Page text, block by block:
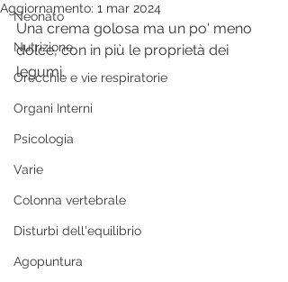
Neonato
Nutrizione
Orecchie e vie respiratorie
Organi Interni
Psicologia
Varie
Colonna vertebrale
Disturbi dell'equilibrio
Agopuntura
Aggiornamento: 1 mar 2024
Una crema golosa ma un po' meno
dolce, con in più le proprietà dei
legumi.